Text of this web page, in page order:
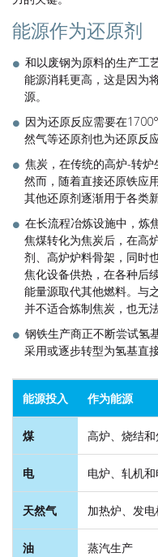
能源作为还原剂
和以废钢为原料的生产工
能源消耗更高，这是因为
源。
因为还原反应需要在1700°
然气等还原剂也为还原反
焦炭，在传统的高炉-转炉
然而，随着直接还原铁应
其他还原剂逐渐用于各类
在长流程冶炼设施中，炼
焦煤转化为焦炭后，在高
剂、高炉炉料骨架，同时
焦化设备供热，在各种后
能量源取代其他燃料。与
并不适合炼制焦炭，也无
钢铁生产商正不断尝试氢
采用或逐步转型为氢基直
能源投入 作为能源
煤 高炉、烧结
电 电炉、轧机
天然气 加热炉、发电
油 蒸汽生产